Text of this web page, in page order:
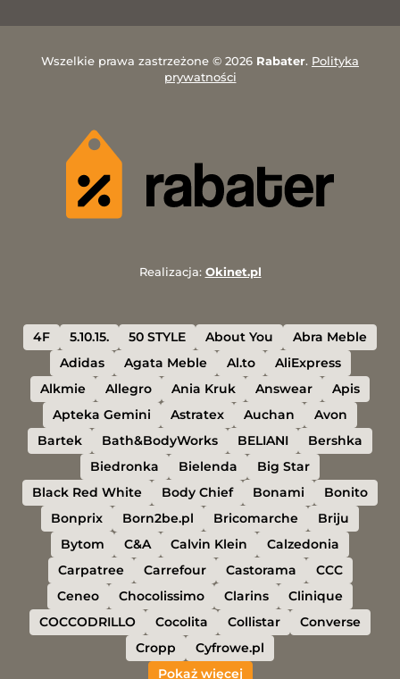
Wszelkie prawa zastrzeżone © 2026 Rabater. Polityka
prywatności
Realizacja: Okinet.pl
4F 5.10.15. 50 STYLE About You
Abra Meble
Adidas
Agata Meble Al.to
AliExpress
Alkmie
Allegro Ania Kruk Answear
Apis
Apteka Gemini
Astratex Auchan
Avon
Bartek
Bath&BodyWorks BELIANI
Bershka
Biedronka
Bielenda
Big Star
Black Red White
Body Chief Bonami
Bonito
Bonprix
Born2be.pl Bricomarche
Briju
Bytom
C&A Calvin Klein
Calzedonia
Carpatree
Carrefour Castorama
CCC
Ceneo
Chocolissimo Clarins
Clinique
COCCODRILLO
Cocolita Collistar
Converse
Cropp
Cyfrowe.pl
Pokaż więcej